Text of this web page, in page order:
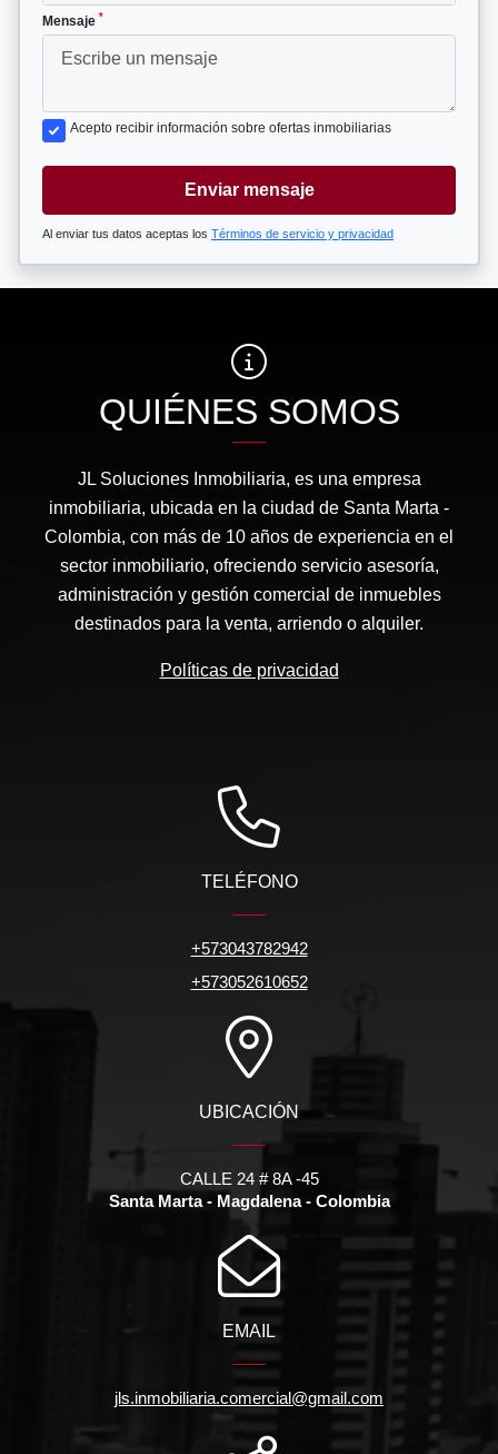
Mensaje *
Acepto recibir información sobre ofertas inmobiliarias
Enviar mensaje
Al enviar tus datos aceptas los Términos de servicio y privacidad
QUIÉNES SOMOS
JL Soluciones Inmobiliaria, es una empresa
inmobiliaria, ubicada en la ciudad de Santa Marta -
Colombia, con más de 10 años de experiencia en el
sector inmobiliario, ofreciendo servicio asesoría,
administración y gestión comercial de inmuebles
destinados para la venta, arriendo o alquiler.
Políticas de privacidad
TELÉFONO
+573043782942
+573052610652
UBICACIÓN
CALLE 24 # 8A -45
Santa Marta - Magdalena - Colombia
EMAIL
jls.inmobiliaria.comercial@gmail.com